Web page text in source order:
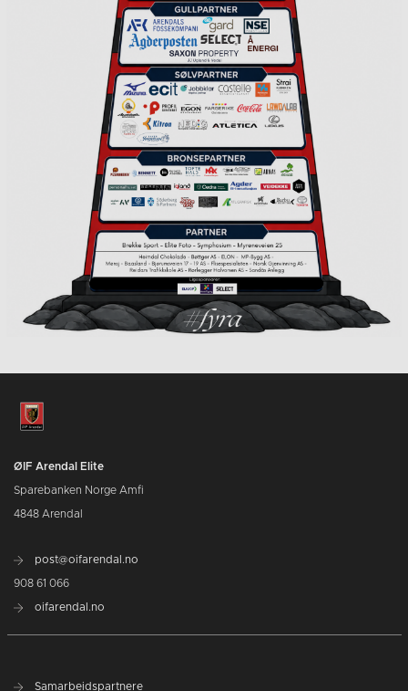
ØIF Arendal Elite
Sparebanken Norge Amfi
4848 Arendal
post@oifarendal.no
908 61 066
oifarendal.no
Samarbeidspartnere